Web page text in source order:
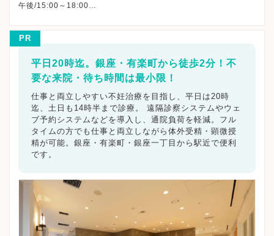
午後/15:00～18:00
※当院は不妊・不育治療のクリニックですので、お子様同伴での
※詳細はクリニックHPを確認、または直接お問い合わせくださ
PR
平日20時迄。銀座・有楽町から徒歩2分！不
要な来院・待ち時間は最小限！
仕事と両立しやすい不妊治療を目指し、平日は20時
迄、土日も14時半まで診療。 遠隔診察システムやウェ
ブ予約システムなどを導入し、通院負荷を軽減。フル
タイムの方でも仕事と両立しながら体外受精・顕微授
精が可能。銀座・有楽町・銀座一丁目から駅近で便利
です。